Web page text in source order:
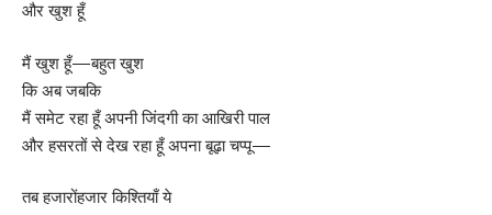
और खुश हूँ
मैं खुश हूँ—बहुत खुश
कि अब जबकि
मैं समेट रहा हूँ अपनी जिंदगी का आखिरी पाल
और हसरतों से देख रहा हूँ अपना बूढ़ा चप्पू—
तब हजारोंहजार किश्तियाँ ये